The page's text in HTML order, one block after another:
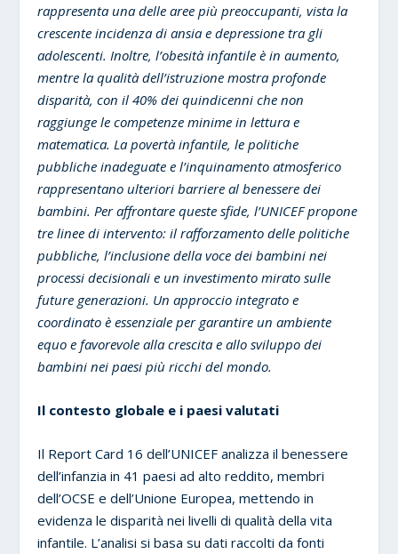
rappresenta una delle aree più preoccupanti, vista la
crescente incidenza di ansia e depressione tra gli
adolescenti. Inoltre, l’obesità infantile è in aumento,
mentre la qualità dell’istruzione mostra profonde
disparità, con il 40% dei quindicenni che non
raggiunge le competenze minime in lettura e
matematica. La povertà infantile, le politiche
pubbliche inadeguate e l’inquinamento atmosferico
rappresentano ulteriori barriere al benessere dei
bambini. Per affrontare queste sfide, l’UNICEF propone
tre linee di intervento: il rafforzamento delle politiche
pubbliche, l’inclusione della voce dei bambini nei
processi decisionali e un investimento mirato sulle
future generazioni. Un approccio integrato e
coordinato è essenziale per garantire un ambiente
equo e favorevole alla crescita e allo sviluppo dei
bambini nei paesi più ricchi del mondo.
Il contesto globale e i paesi valutati
Il Report Card 16 dell’UNICEF analizza il benessere
dell’infanzia in 41 paesi ad alto reddito, membri
dell’OCSE e dell’Unione Europea, mettendo in
evidenza le disparità nei livelli di qualità della vita
infantile. L’analisi si basa su dati raccolti da fonti